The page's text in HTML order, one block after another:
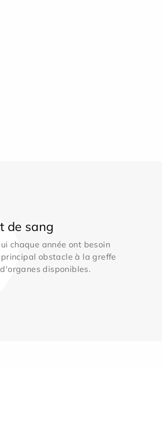
de sang
chaque année ont besoin
obstacle à la greffe
disponibles.